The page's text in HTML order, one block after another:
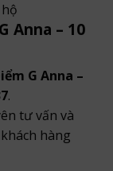
Anna – 10
G Anna –
.
tư vấn và
hàng